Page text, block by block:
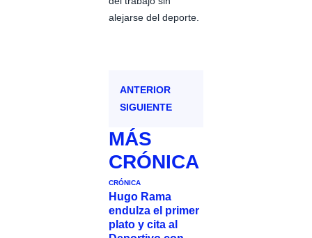
alejarse del deporte.
ANTERIOR
SIGUIENTE
MÁS
CRÓNICA
CRÓNICA
Hugo Rama
endulza el primer
plato y cita al